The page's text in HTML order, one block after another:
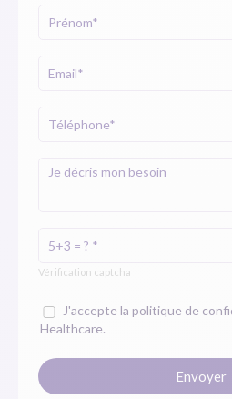
Vérification captcha
J'accepte la politique de
Healthcare.
Envoyer